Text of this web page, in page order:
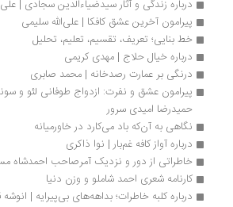
درباره زندگی و آثار سیدضیاءالدین سجادی | علی باقریان
پیرامون آخرین عشق کافکا | علی‌الله سلیمی
خط بنایی؛ تعریف، تقسیم، تعلیم، تحلیل
درباره خیال حلاج | مهدی کریمی
درنگی بر عمارت رصدخانه | محمد صابری
حمیدرضا امیدی سرور
نگاهی به آن‌که باد می‌کارد در خاورمیانه
درباره آواز کافه غم‌بار | نوا ذاکری
خاطراتی از دور و نزدیک آمرصاحب احمدشاه مسعود
کارنامه شعری احمد شاملو و وزن دنیا
درباره کلبه خاطرات؛ بداهه‌های بی‌پیرایه | انوشه قناتیان